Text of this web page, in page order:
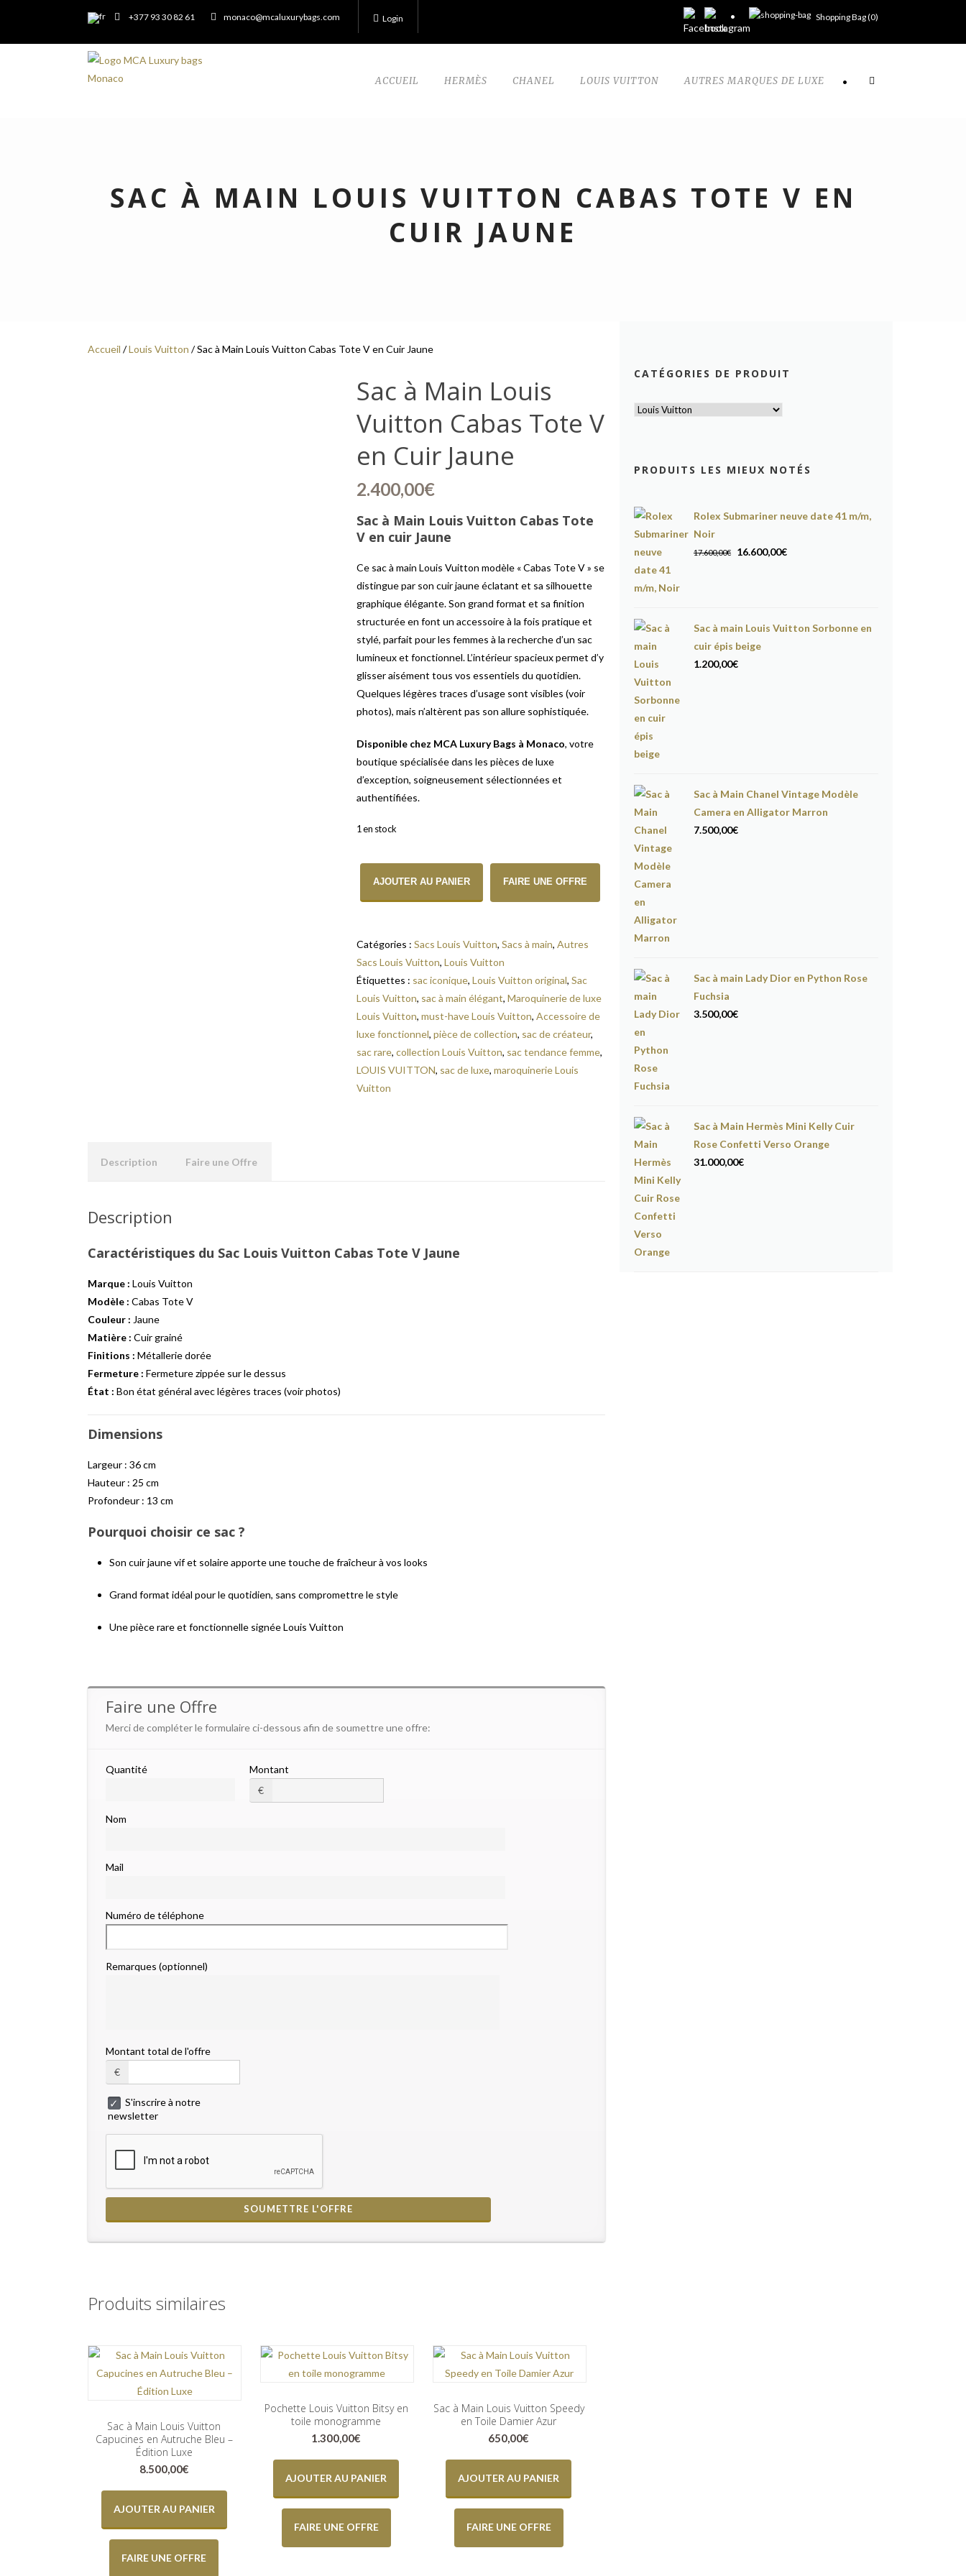
+377 93 30 82 61 monaco@mcaluxurybags.com Login Shopping Bag (0)
ACCUEIL HERMÈS CHANEL LOUIS VUITTON AUTRES MARQUES DE LUXE •
SAC À MAIN LOUIS VUITTON CABAS TOTE V EN
CUIR JAUNE
Accueil /Louis Vuitton / Sac à Main Louis Vuitton Cabas Tote V en Cuir Jaune
Sac à Main Louis
Vuitton Cabas Tote V
en Cuir Jaune
2.400,00€
Sac à Main Louis Vuitton Cabas Tote
V en cuir Jaune
Ce sac à main Louis Vuitton modèle « Cabas Tote V » se
distingue par son cuir jaune éclatant et sa silhouette
graphique élégante. Son grand format et sa finition
structurée en font un accessoire à la fois pratique et
stylé, parfait pour les femmes à la recherche d’un sac
lumineux et fonctionnel. L’intérieur spacieux permet d’y
glisser aisément tous vos essentiels du quotidien.
Quelques légères traces d’usage sont visibles (voir
photos), mais n’altèrent pas son allure sophistiquée.
Disponible chez MCA Luxury Bags à Monaco, votre
boutique spécialisée dans les pièces de luxe
d’exception, soigneusement sélectionnées et
authentifiées.
1 en stock
quantité de Sac à Main Louis Vuitton Cabas Tote V en Cuir Jaune
AJOUTER AU PANIER FAIRE UNE OFFRE
Catégories :Sacs Louis Vuitton,Sacs à main,Autres
Sacs Louis Vuitton,Louis Vuitton
Étiquettes : sac iconique,Louis Vuitton original,Sac
Louis Vuitton, sac à main élégant,Maroquinerie de luxe
Louis Vuitton,must-have Louis Vuitton,Accessoire de
luxe fonctionnel,pièce de collection, sac de créateur,
sac rare,collection Louis Vuitton, sac tendance femme,
LOUIS VUITTON, sac de luxe,maroquinerie Louis
Vuitton
Description Faire une Offre
Description
Caractéristiques du Sac Louis Vuitton Cabas Tote V Jaune
Marque : Louis Vuitton
Modèle : Cabas Tote V
Couleur : Jaune
Matière : Cuir grainé
Finitions : Métallerie dorée
Fermeture : Fermeture zippée sur le dessus
État : Bon état général avec légères traces (voir photos)
Dimensions
Largeur : 36 cm
Hauteur : 25 cm
Profondeur : 13 cm
Pourquoi choisir ce sac ?
Son cuir jaune vif et solaire apporte une touche de fraîcheur à vos looks
Grand format idéal pour le quotidien, sans compromettre le style
Une pièce rare et fonctionnelle signée Louis Vuitton
Faire une Offre
Merci de compléter le formulaire ci-dessous afin de soumettre une offre:
Quantité
Montant
€
Nom
Mail
Numéro de téléphone
Remarques (optionnel)
Montant total de l'offre
€
S'inscrire à notre
newsletter
Produits similaires
Sac à Main Louis Vuitton
Capucines en Autruche Bleu –
Édition Luxe
8.500,00€
AJOUTER AU PANIER
FAIRE UNE OFFRE
Pochette Louis Vuitton Bitsy en
toile monogramme
1.300,00€
AJOUTER AU PANIER
FAIRE UNE OFFRE
Sac à Main Louis Vuitton Speedy
en Toile Damier Azur
650,00€
AJOUTER AU PANIER
FAIRE UNE OFFRE
CATÉGORIES DE PRODUIT
PRODUITS LES MIEUX NOTÉS
Rolex Submariner neuve date 41 m/m,
Noir
17.600,00€
Le
17.600,00€.
16.600,00€Le
16.600,00€.
Sac à main Louis Vuitton Sorbonne en
cuir épis beige
1.200,00€
Sac à Main Chanel Vintage Modèle
Camera en Alligator Marron
7.500,00€
Sac à main Lady Dior en Python Rose
Fuchsia
3.500,00€
Sac à Main Hermès Mini Kelly Cuir
Rose Confetti Verso Orange
31.000,00€